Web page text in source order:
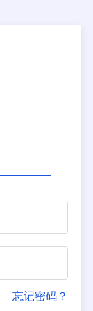
忘记密码？